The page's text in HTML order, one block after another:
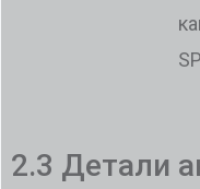
2.3 Детали